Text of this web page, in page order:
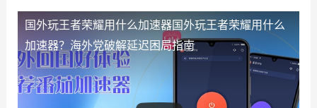
国外玩王者荣耀用什么加速器国外玩王者荣耀用什么
加速器？海外党破解延迟困局指南